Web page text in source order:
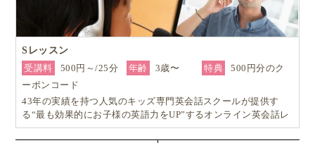
Sレッスン
受講料
500円～/25分 年齢 3歳〜 特典
500円分のク
ーポンコード
43年の実績を持つ人気のキッズ専門英会話スクールが提供す
る“最も効果的にお子様の英語力をUP”するオンライン英会話レ
ッスン！